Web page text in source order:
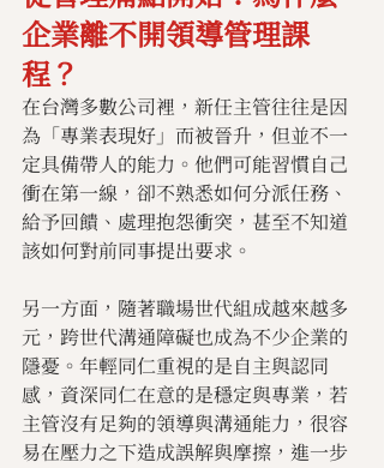
企業離不開領導管理課
程？
在台灣多數公司裡，新任主管往往是因
為「專業表現好」而被晉升，但並不一
定具備帶人的能力。他們可能習慣自己
衝在第一線，卻不熟悉如何分派任務、
給予回饋、處理抱怨衝突，甚至不知道
該如何對前同事提出要求。
另一方面，隨著職場世代組成越來越多
元，跨世代溝通障礙也成為不少企業的
隱憂。年輕同仁重視的是自主與認同
感，資深同仁在意的是穩定與專業，若
主管沒有足夠的領導與溝通能力，很容
易在壓力之下造成誤解與摩擦，進一步